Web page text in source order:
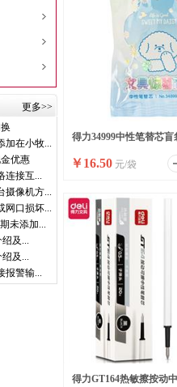
更多>>
加在小牧...
优惠
连接互...
摄像机方...
网口损坏...
未添加...
及...
及...
报警输...
得力34999中性笔替芯
￥16.50 元/袋
得力GT164热敏擦按动